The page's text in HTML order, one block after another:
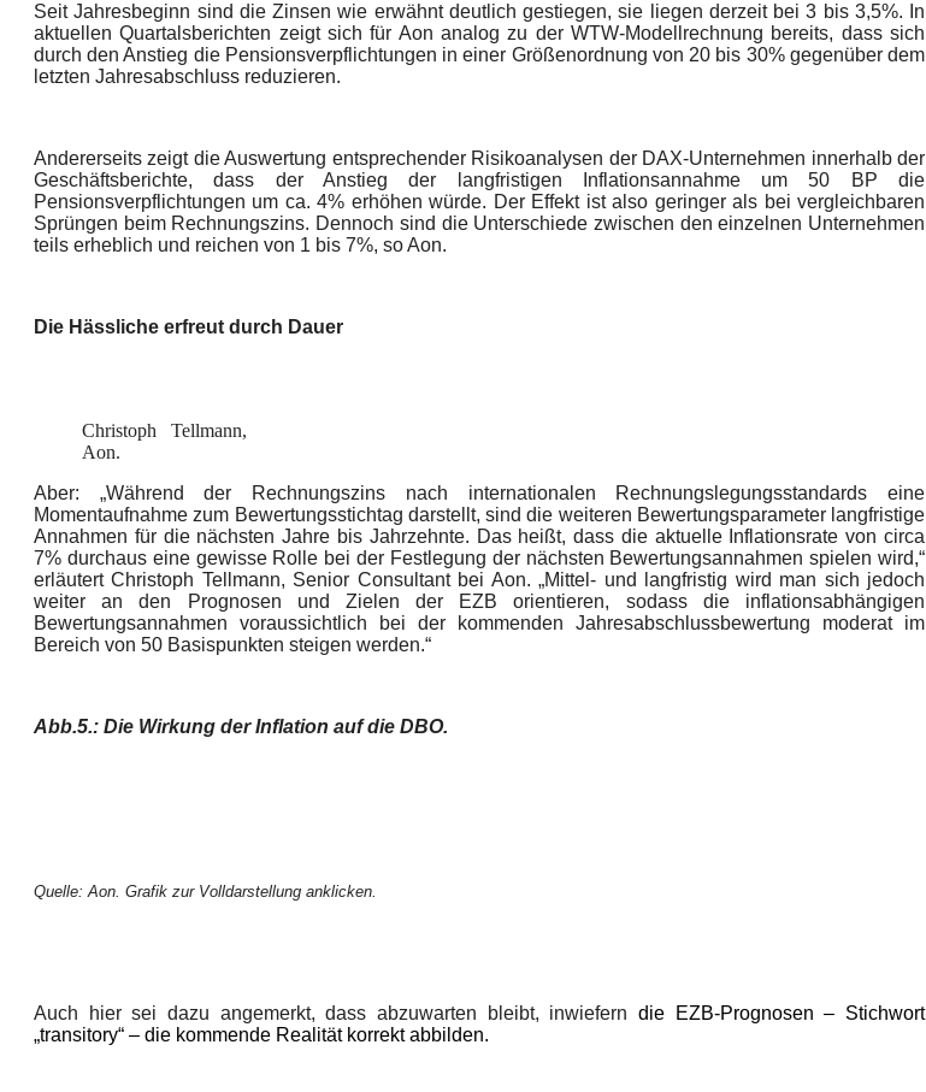
Seit Jahresbeginn sind die Zinsen wie erwähnt deutlich gestiegen, sie liegen derzeit bei 3 bis 3,5%. In
aktuellen Quartalsberichten zeigt sich für Aon analog zu der WTW-Modellrechnung bereits, dass sich
durch den Anstieg die Pensionsverpflichtungen in einer Größenordnung von 20 bis 30% gegenüber dem
letzten Jahresabschluss reduzieren.
Andererseits zeigt die Auswertung entsprechender Risikoanalysen der DAX-Unternehmen innerhalb der
Geschäftsberichte, dass der Anstieg der langfristigen Inflationsannahme um 50 BP die
Pensionsverpflichtungen um ca. 4% erhöhen würde. Der Effekt ist also geringer als bei vergleichbaren
Sprüngen beim Rechnungszins. Dennoch sind die Unterschiede zwischen den einzelnen Unternehmen
teils erheblich und reichen von 1 bis 7%, so Aon.
Die Hässliche erfreut durch Dauer
Christoph Tellmann,
Aon.
Aber: „Während der Rechnungszins nach internationalen Rechnungslegungsstandards eine
Momentaufnahme zum Bewertungsstichtag darstellt, sind die weiteren Bewertungsparameter langfristige
Annahmen für die nächsten Jahre bis Jahrzehnte. Das heißt, dass die aktuelle Inflationsrate von circa
7% durchaus eine gewisse Rolle bei der Festlegung der nächsten Bewertungsannahmen spielen wird,“
erläutert Christoph Tellmann, Senior Consultant bei Aon. „Mittel- und langfristig wird man sich jedoch
weiter an den Prognosen und Zielen der EZB orientieren, sodass die inflationsabhängigen
Bewertungsannahmen voraussichtlich bei der kommenden Jahresabschlussbewertung moderat im
Bereich von 50 Basispunkten steigen werden.“
Abb.5.: Die Wirkung der Inflation auf die DBO.
Quelle: Aon. Grafik zur Volldarstellung anklicken.
Auch hier sei dazu angemerkt, dass abzuwarten bleibt, inwiefern die EZB-Prognosen – Stichwort
„transitory“ – die kommende Realität korrekt abbilden.